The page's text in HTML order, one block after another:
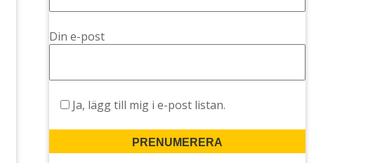
Din e-post
Ja, lägg till mig i e-post listan.